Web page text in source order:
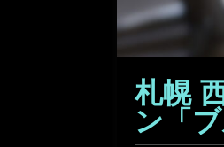
札幌
ン「